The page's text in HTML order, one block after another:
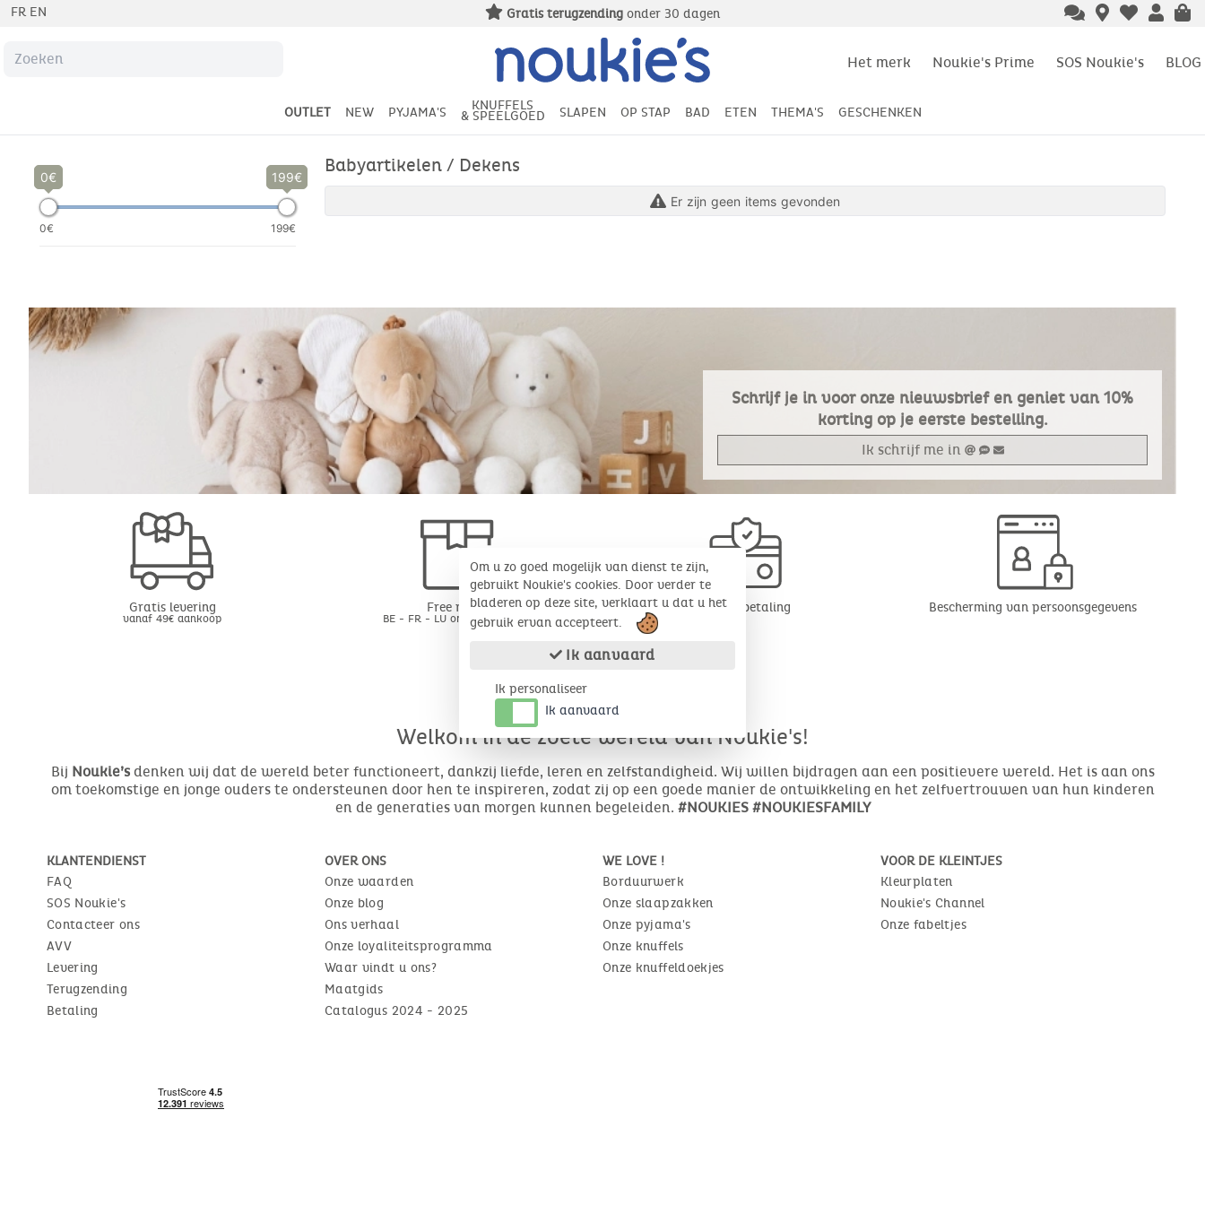
FR EN Gratis terugzending onder 30 dagen
Het merk Noukie's Prime SOS Noukie's BLOG
OUTLET NEW PYJAMA'S KNUFFELS
& SPEELGOED SLAPEN OP STAP BAD ETEN THEMA'S GESCHENKEN
0 199
0€ 199€
Babyartikelen / Dekens
Er zijn geen items gevonden
Schrijf je in voor onze nieuwsbrief en geniet van 10%
korting op je eerste bestelling.
Ik schrijf me in
Gratis levering
vanaf 49€ aankoop
Free return
BE - FR - LU onder 30 dagen*
Veilige betaling Bescherming van persoonsgegevens
Welkom in de zoete wereld van Noukie's!
Bij Noukie’sdenken wij dat de wereld beter functioneert, dankzij liefde, leren en zelfstandigheid. Wij willen bijdragen aan een positievere wereld. Het is aan ons
om toekomstige en jonge ouders te ondersteunen door hen te inspireren, zodat zij op een goede manier de ontwikkeling en het zelfvertrouwen van hun kinderen
en de generaties van morgen kunnen begeleiden. #NOUKIES #NOUKIESFAMILY
KLANTENDIENST
FAQ
SOS Noukie's
Contacteer ons
AVV
Levering
Terugzending
Betaling
OVER ONS
Onze waarden
Onze blog
Ons verhaal
Onze loyaliteitsprogramma
Waar vindt u ons?
Maatgids
Catalogus 2024 - 2025
WE LOVE !
Borduurwerk
Onze slaapzakken
Onze pyjama's
Onze knuffels
Onze knuffeldoekjes
VOOR DE KLEINTJES
Kleurplaten
Noukie's Channel
Onze fabeltjes
Om u zo goed mogelijk van dienst te zijn,
gebruikt Noukie's cookies. Door verder te
bladeren op deze site, verklaart u dat u het
gebruik ervan accepteert.
Ik aanvaard
Ik personaliseer
Ik aanvaard